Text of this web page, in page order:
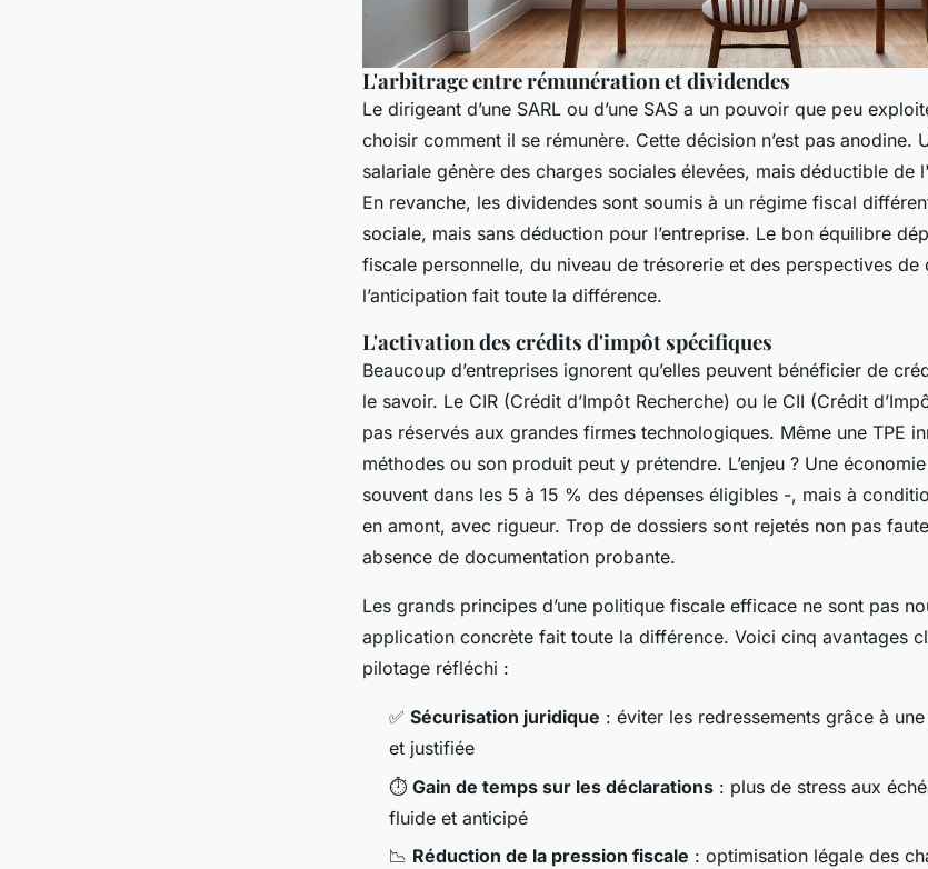
L'arbitrage entre rémunération et dividendes
Le dirigeant d’une SARL ou d’une SAS a un pouvoir que peu
choisir comment il se rémunère. Cette décision n’est pas anodine.
salariale génère des charges sociales élevées, mais déductible de
En revanche, les dividendes sont soumis à un régime fiscal
sociale, mais sans déduction pour l’entreprise. Le bon équilibre
fiscale personnelle, du niveau de trésorerie et des perspectives de
l’anticipation fait toute la différence.
L'activation des crédits d'impôt spécifiques
Beaucoup d’entreprises ignorent qu’elles peuvent bénéficier de
le savoir. Le CIR (Crédit d’Impôt Recherche) ou le CII (Crédit
pas réservés aux grandes firmes technologiques. Même une TPE
méthodes ou son produit peut y prétendre. L’enjeu ? Une
souvent dans les 5 à 15 % des dépenses éligibles -, mais à
en amont, avec rigueur. Trop de dossiers sont rejetés non pas
absence de documentation probante.
Les grands principes d’une politique fiscale efficace ne sont pas
application concrète fait toute la différence. Voici cinq avantages
pilotage réfléchi :
✅ Sécurisation juridique : éviter les redressements grâce à
et justifiée
⏱️ Gain de temps sur les déclarations : plus de stress aux
fluide et anticipé
📉 Réduction de la pression fiscale : optimisation légale des